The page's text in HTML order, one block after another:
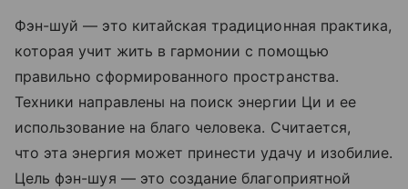
Фэн-шуй — это китайская традиционная практика,
которая учит жить в гармонии с помощью
правильно сформированного пространства.
Техники направлены на поиск энергии Ци и ее
использование на благо человека. Считается,
что эта энергия может принести удачу и изобилие.
Цель фэн-шуя — это создание благоприятной